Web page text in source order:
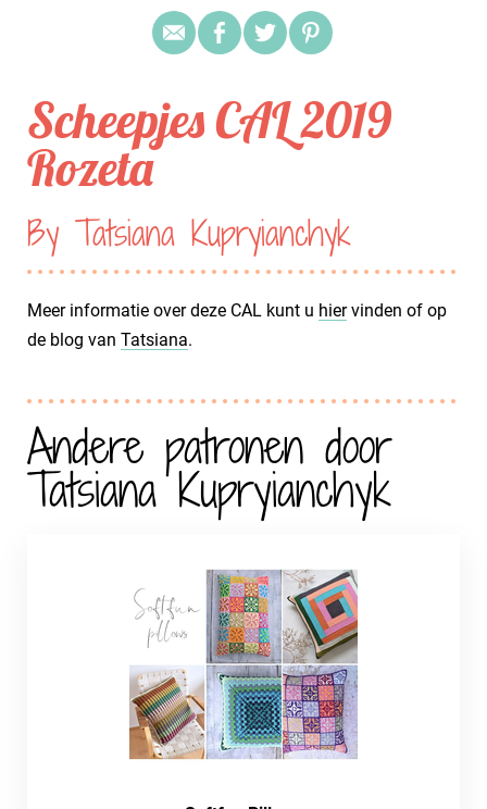
Scheepjes CAL 2019
Rozeta
By Tatsiana Kupryianchyk
Meer informatie over deze CAL kunt u hiervinden of op
de blog van Tatsiana.
Andere patronen door
Tatsiana Kupryianchyk